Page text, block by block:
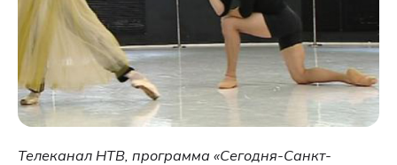
Телеканал НТВ, программа «Сегодня-Санкт-